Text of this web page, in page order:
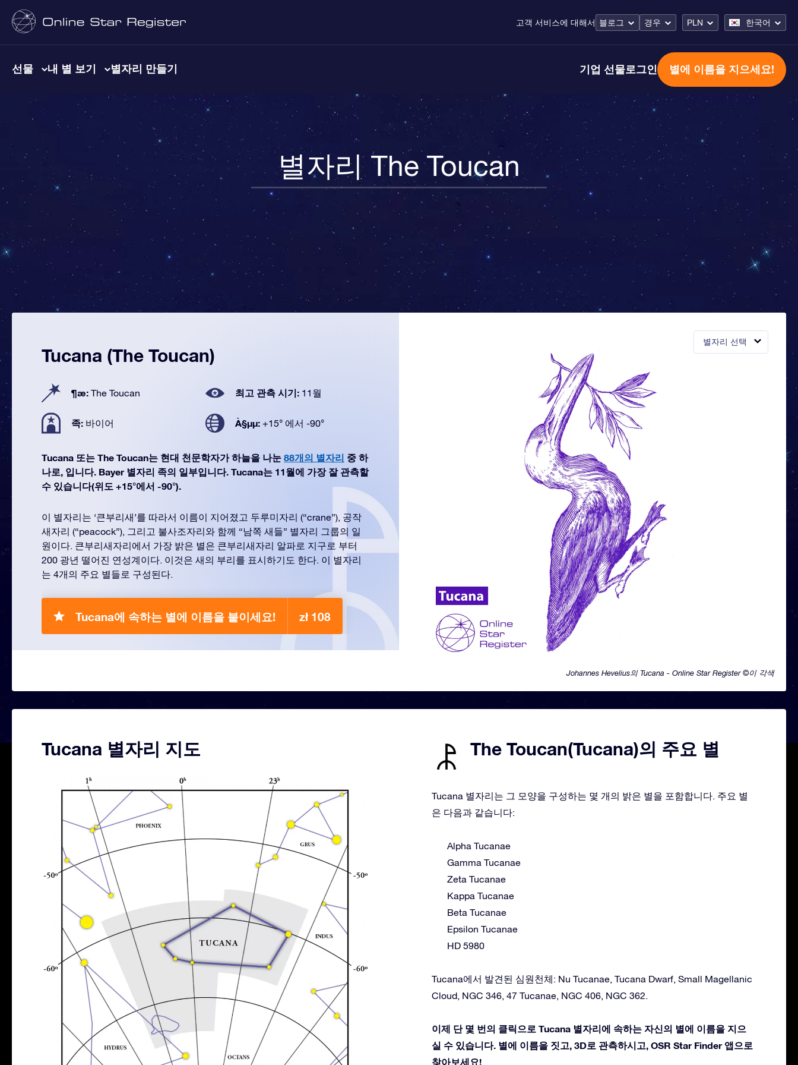
고객 서비스에 대해서 블로그 경우 PLN 한국어
선물 내 별 보기 별자리 만들기 기업 선물로그인 별에 이름을 지으세요!
별자리 The Toucan
별자리 선택
Johannes Hevelius의 Tucana - Online Star Register ©이 각색
Tucana (The Toucan)
¶æ: The Toucan 최고 관측 시기: 11월
족: 바이어 À§µµ: +15° 에서 -90°
Tucana 또는 The Toucan는 현대 천문학자가 하늘을 나눈 88개의 별자리 중 하
나로, 입니다. Bayer 별자리 족의 일부입니다. Tucana는 11월에 가장 잘 관측할
수 있습니다(위도 +15°에서 -90°).
이 별자리는 ‘큰부리새’를 따라서 이름이 지어졌고 두루미자리 (“crane”), 공작
새자리 (“peacock”), 그리고 불사조자리와 함께 “남쪽 새들” 별자리 그룹의 일
원이다. 큰부리새자리에서 가장 밝은 별은 큰부리새자리 알파로 지구로 부터
200 광년 떨어진 연성계이다. 이것은 새의 부리를 표시하기도 한다. 이 별자리
는 4개의 주요 별들로 구성된다.
Tucana에 속하는 별에 이름을 붙이세요! zł 108
Tucana 별자리 지도 The Toucan(Tucana)의 주요 별
Tucana 별자리는 그 모양을 구성하는 몇 개의 밝은 별을 포함합니다. 주요 별
은 다음과 같습니다:
Alpha Tucanae
Gamma Tucanae
Zeta Tucanae
Kappa Tucanae
Beta Tucanae
Epsilon Tucanae
HD 5980
Tucana에서 발견된 심원천체: Nu Tucanae, Tucana Dwarf, Small Magellanic
Cloud, NGC 346, 47 Tucanae, NGC 406, NGC 362.
이제 단 몇 번의 클릭으로 Tucana 별자리에 속하는 자신의 별에 이름을 지으
실 수 있습니다. 별에 이름을 짓고, 3D로 관측하시고, OSR Star Finder 앱으로
찾아보세요!